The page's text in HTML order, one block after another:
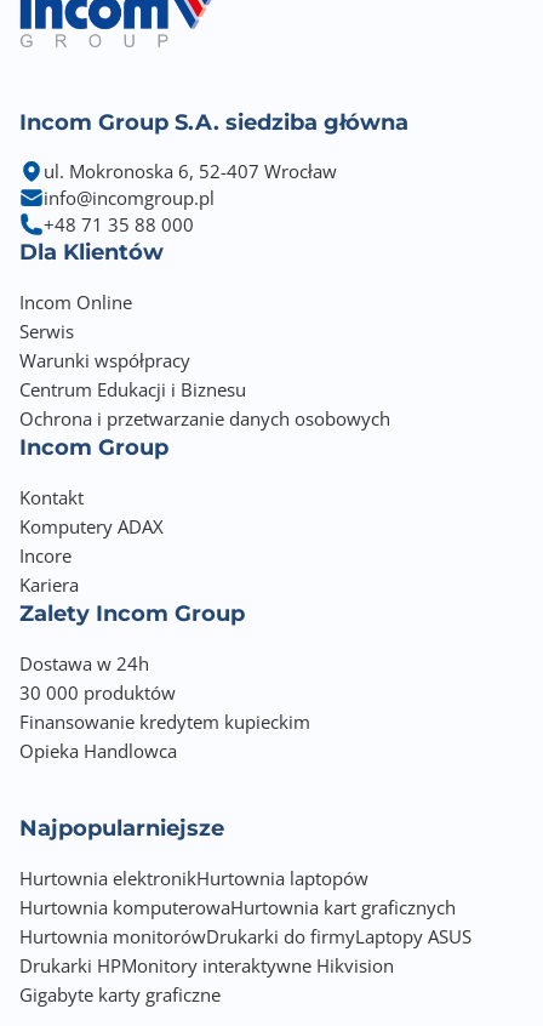
Incom Group S.A. siedziba główna
ul. Mokronoska 6, 52-407 Wrocław
info@incomgroup.pl
+48 71 35 88 000
Dla Klientów
Incom Online
Serwis
Warunki współpracy
Centrum Edukacji i Biznesu
Ochrona i przetwarzanie danych osobowych
Incom Group
Kontakt
Komputery ADAX
Incore
Kariera
Zalety Incom Group
Dostawa w 24h
30 000 produktów
Finansowanie kredytem kupieckim
Opieka Handlowca
Najpopularniejsze
Hurtownia elektronikHurtownia laptopów
Hurtownia komputerowaHurtownia kart graficznych
Hurtownia monitorówDrukarki do firmyLaptopy ASUS
Drukarki HPMonitory interaktywne Hikvision
Gigabyte karty graficzne